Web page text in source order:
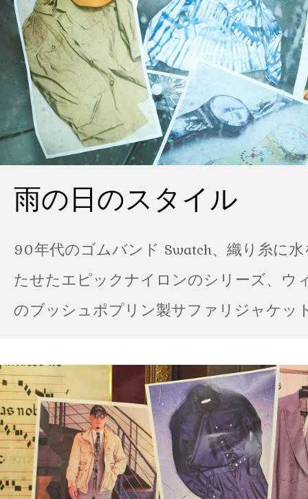
雨の日のスタイル
90年代のゴムバンド Swatch、織り糸に
たせたエピックナイロンのシリーズ、ウ
のブッシュポプリン製サファリジャケッ